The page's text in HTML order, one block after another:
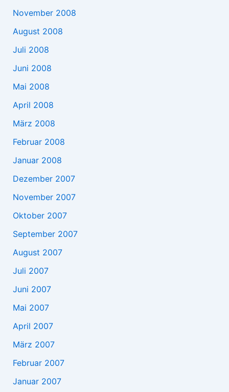
November 2008
August 2008
Juli 2008
Juni 2008
Mai 2008
April 2008
März 2008
Februar 2008
Januar 2008
Dezember 2007
November 2007
Oktober 2007
September 2007
August 2007
Juli 2007
Juni 2007
Mai 2007
April 2007
März 2007
Februar 2007
Januar 2007